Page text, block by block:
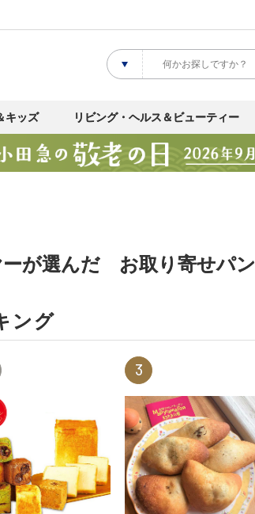
キッズ リビング・ヘルス＆ビューティー
ーが選んだ お取り寄せパン
ング
3